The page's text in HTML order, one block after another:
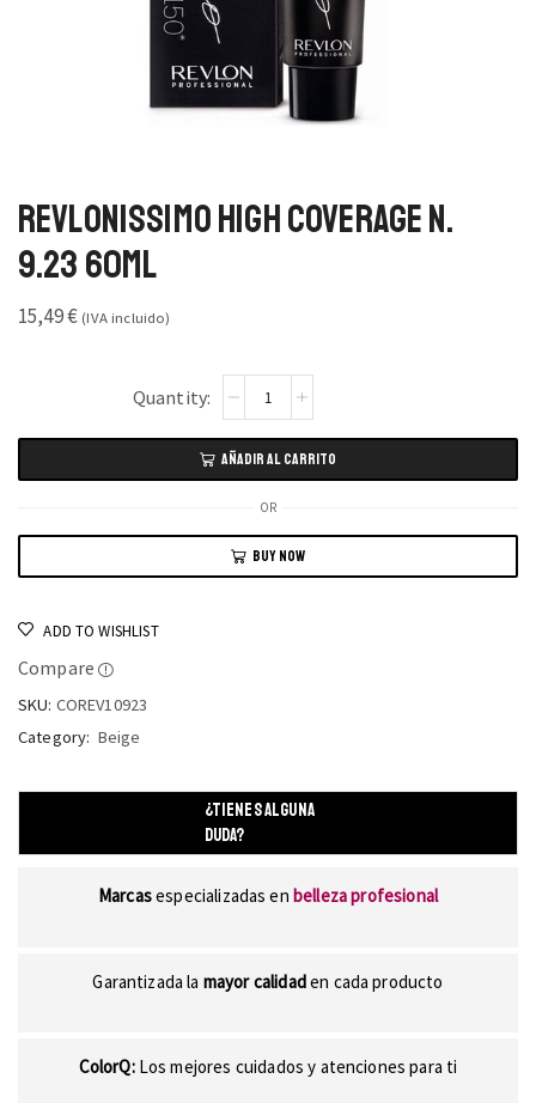
Revlonissimo High Coverage N.
9.23 60ml
15,49€ (IVA incluido)
AÑADIR AL CARRITO
OR
BUY NOW
ADD TO WISHLIST
Compare
SKU: COREV10923
Category: Beige
¿TIENES ALGUNA
DUDA?
Marcasespecializadas en belleza profesional
Garantizada la mayor calidaden cada producto
ColorQ:Los mejores cuidados y atenciones para ti